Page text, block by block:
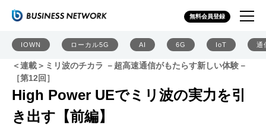
無料会員登録
IOWN ローカル5G AI 6G IoT 通
＜連載＞ミリ波のチカラ －超高速通信がもたらす新しい体験－
［第12回］
High Power UEでミリ波の実力を引
き出す【前編】